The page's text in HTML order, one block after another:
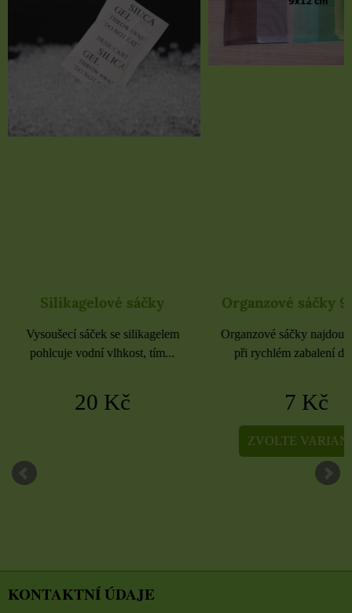
Organzové sáčky 9x12 cm
Organzové sáčky najdou uplatnění
při rychlém zabalení dárků,...
7 Kč
Organzové sáčky
Organzové sáčky najdou
při rychlém zabalení
5 Kč
ZVOLTE
KONTAKTNÍ ÚDAJE